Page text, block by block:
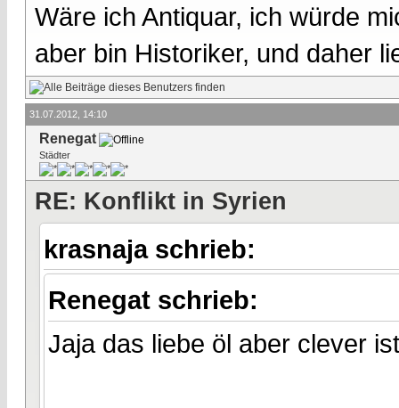
Wäre ich Antiquar, ich würde
aber bin Historiker, und daher
31.07.2012, 14:10
Renegat
Städter
RE: Konflikt in Syrien
krasnaja schrieb:
Renegat schrieb:
Jaja das liebe öl aber clever